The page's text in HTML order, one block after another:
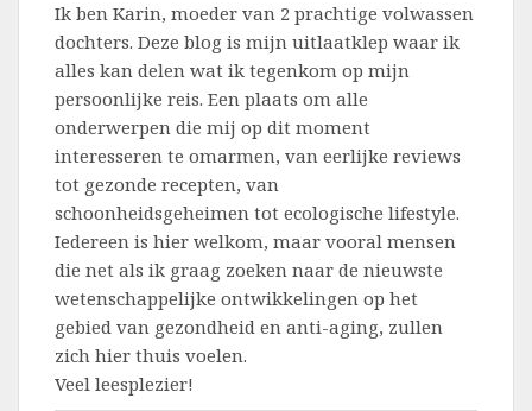
Ik ben Karin, moeder van 2 prachtige volwassen
dochters. Deze blog is mijn uitlaatklep waar ik
alles kan delen wat ik tegenkom op mijn
persoonlijke reis. Een plaats om alle
onderwerpen die mij op dit moment
interesseren te omarmen, van eerlijke reviews
tot gezonde recepten, van
schoonheidsgeheimen tot ecologische lifestyle.
Iedereen is hier welkom, maar vooral mensen
die net als ik graag zoeken naar de nieuwste
wetenschappelijke ontwikkelingen op het
gebied van gezondheid en anti-aging, zullen
zich hier thuis voelen.
Veel leesplezier!